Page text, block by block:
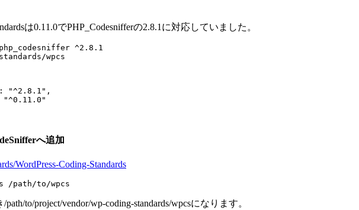
は0.11.0でPHP_Codesnifferの2.8.1に対応していました。
^2.8.1
"^2.8.1",
"^0.11.0"
へ追加
WordPress-Coding-Standards
to/project/vendor/wp-coding-standards/wpcsになります。